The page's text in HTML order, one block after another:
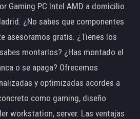
Gaming PC Intel AMD a domicilio
¿No sabes que componentes
asesoramos gratis. ¿Tienes los
montarlos? ¿Has montado el
o se apaga? Ofrecemos
y optimizadas acordes a
como gaming, diseño
workstation, server. Las ventajas